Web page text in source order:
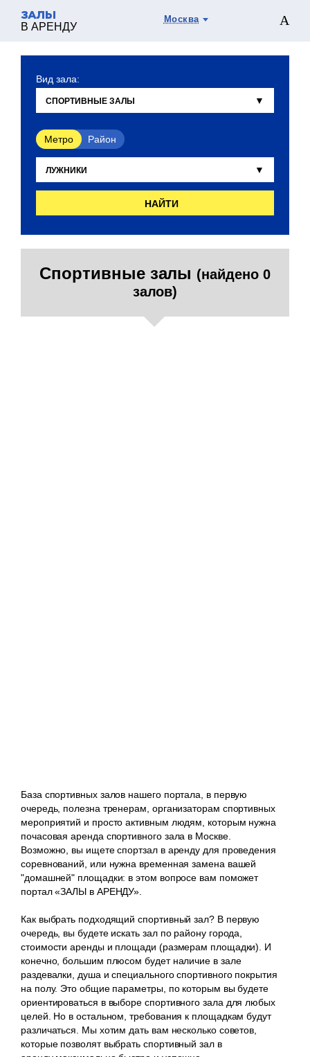
ЗАЛЫ
В АРЕНДУ
Москва
Вид зала:
Метро Район
НАЙТИ
Спортивные залы (найдено 0
залов)
База спортивных залов нашего портала, в первую
очередь, полезна тренерам, организаторам спортивных
мероприятий и просто активным людям, которым нужна
почасовая аренда спортивного зала в Москве.
Возможно, вы ищете спортзал в аренду для проведения
соревнований, или нужна временная замена вашей
"домашней" площадки: в этом вопросе вам поможет
портал «ЗАЛЫ в АРЕНДУ».
Как выбрать подходящий спортивный зал? В первую
очередь, вы будете искать зал по району города,
стоимости аренды и площади (размерам площадки). И
конечно, большим плюсом будет наличие в зале
раздевалки, душа и специального спортивного покрытия
на полу. Это общие параметры, по которым вы будете
ориентироваться в выборе спортивного зала для любых
целей. Но в остальном, требования к площадкам будут
различаться. Мы хотим дать вам несколько советов,
которые позволят выбрать спортивный зал в